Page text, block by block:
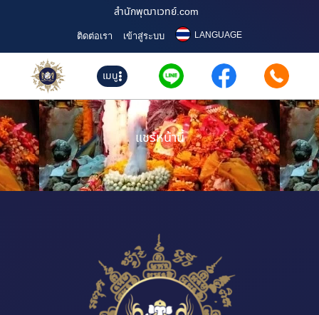
สำนักพุฒาเวทย์.com
ติดต่อเรา เข้าสู่ระบบ LANGUAGE
เมนู
แชร์หน้านี้